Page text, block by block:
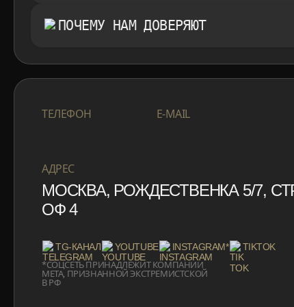
ПОЧЕМУ НАМ ДОВЕРЯЮТ
ТЕЛЕФОН E-MAIL
АДРЕС
МОСКВА, РОЖДЕСТВЕНКА 5/7,
ОФ 4
TG-КАНАЛ YOUTUBE INSTAGRAM* TIKTOK
*СОЦСЕТЬ ПРИНАДЛЕЖИТ КОМПАНИИ
META, ПРИЗНАННОЙ ЭКСТРЕМИСТСКОЙ
В РФ